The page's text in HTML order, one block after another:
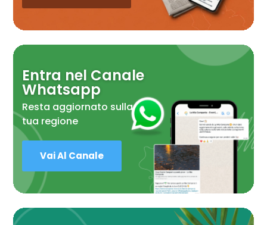
Entra nel Canale
Whatsapp
Resta aggiornato sulla
tua regione
Vai Al Canale